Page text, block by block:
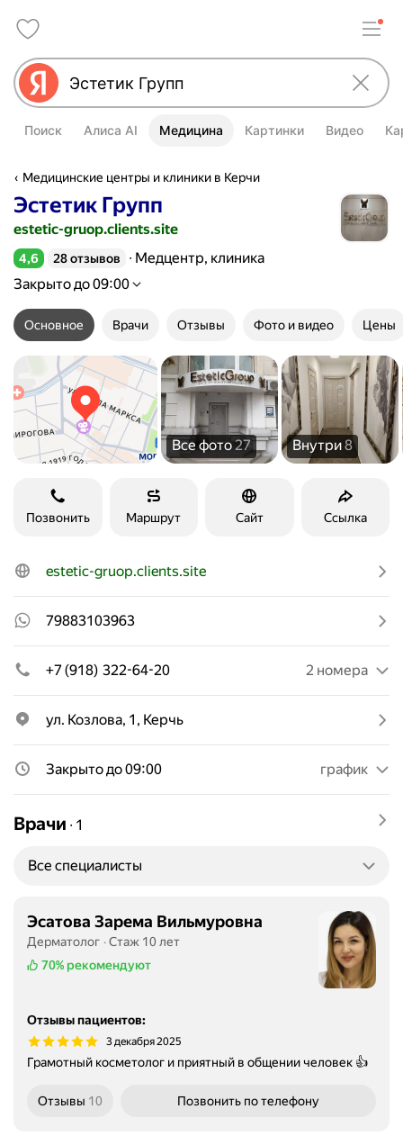
Поиск Алиса AI Медицина Картинки Видео
Медицинские центры и клиники в Керчи
Эстетик Групп
estetic-gruop.clients.site
Рейтинг 4,6 из 5
4,6 28 отзывов
Медцентр, клиника
Закрыто до 09:00
Основное Врачи Отзывы Фото и видео Цены
Все фото27 Внутри8
Позвонить Маршрут Сайт Ссылка
estetic-gruop.clients.site
79883103963
+7 (918) 322-64-20 2 номера
ул. Козлова, 1, Керчь
Закрыто до 09:00 график
Врачи ∙ 1
Все специалисты
Эсатова Зарема Вильмуровна
Дерматолог
Стаж 10 лет
70% рекомендуют
Отзывы пациентов:
3 декабря 2025
Грамотный косметолог и приятный в общении человек 👍
Отзывы 10 Позвонить по телефону